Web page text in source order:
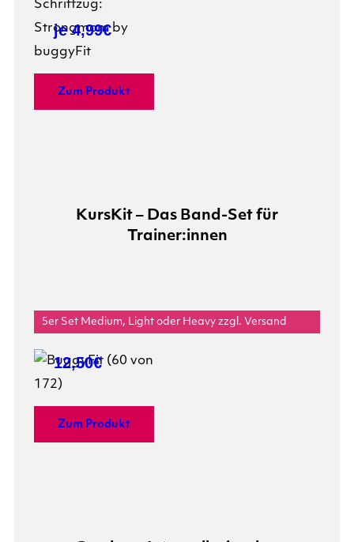
je 4,99€
Zum Produkt
KursKit – Das Band-Set für
Trainer:innen
5er Set Medium, Light oder Heavy zzgl. Versand
12,50€
Zum Produkt